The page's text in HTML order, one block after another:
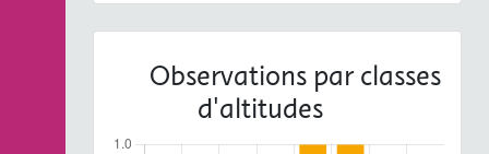
Observations par classes
d'altitudes